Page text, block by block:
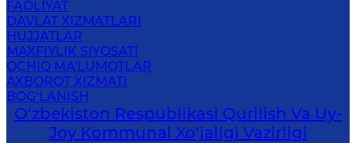
FAOLIYAT
DAVLAT XIZMATLARI
HUJJATLAR
MAXFIYLIK SIYOSATI
OCHIQ MA'LUMOTLAR
AXBOROT XIZMATI
BOG‘LANISH
O‘zbekiston Respublikasi Qurilish Va Uy-
Joy Kommunal Xo‘jaligi Vazirligi